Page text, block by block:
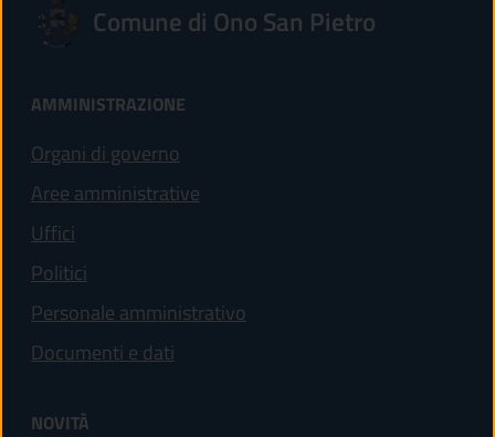
Comune di Ono San Pietro
AMMINISTRAZIONE
Organi di governo
Aree amministrative
Uffici
Politici
Personale amministrativo
Documenti e dati
NOVITÀ